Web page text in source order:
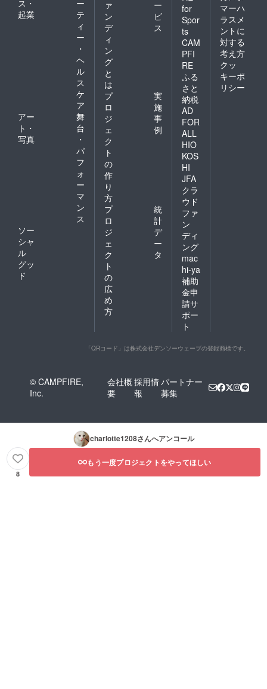
ス・
起業
ー
テ
ィ
ー
・
ヘ
ル
ス
ケ
ア
アー
ト・
写真
舞
台
・
パ
フ
ォ
ー
マ
ン
ス
ソー
シャ
ル
グッ
ド
ァ
ン
デ
ィ
ン
グ
と
は
ー
ビ
ス
プ
ロ
ジ
ェ
ク
ト
の
作
り
方
実
施
事
例
プ
ロ
ジ
ェ
ク
ト
の
広
め
方
統
計
デ
ー
タ
for
Spor
ts
CAM
PFI
RE
ふる
さと
納税
AD
FOR
ALL
HIO
KOS
HI
JFA
クラ
ウド
ファ
ン
ディ
ング
mac
hi-ya
補助
金申
請サ
ポー
ト
マーハ
ラスメ
ントに
対する
考え方
クッ
キーポ
リシー
「QRコード」は株式会社デンソーウェーブの登録商標です。
© CAMPFIRE,
Inc.
会社概
要
採用情
報
パートナー
募集
charlotte1208さんへアンコール
8
もう一度プロジェクトをやってほしい